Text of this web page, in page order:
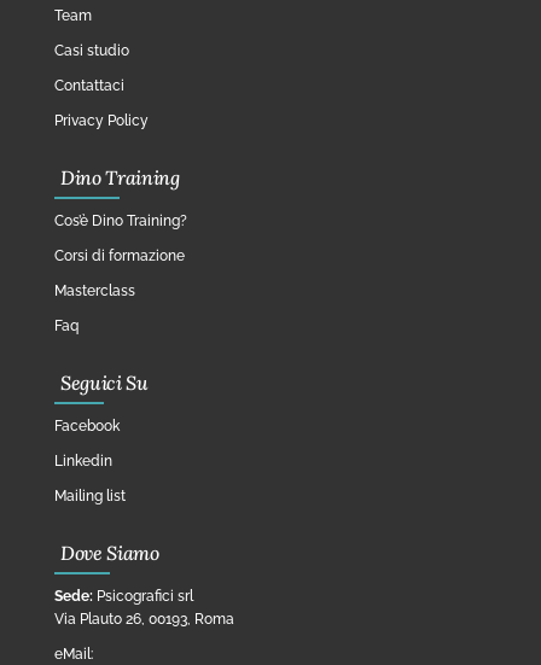
Team
Casi studio
Contattaci
Privacy Policy
Dino Training
Cos’è Dino Training?
Corsi di formazione
Masterclass
Faq
Seguici Su
Facebook
Linkedin
Mailing list
Dove Siamo
Sede: Psicografici srl
Via Plauto 26, 00193, Roma
eMail: